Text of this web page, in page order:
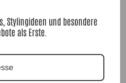
Polyester, 5% Elasthan
Stylingideen und besondere
als Erste.